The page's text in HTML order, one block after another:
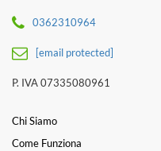
0362310964
[email protected]
P. IVA 07335080961
Chi Siamo
Come Funziona